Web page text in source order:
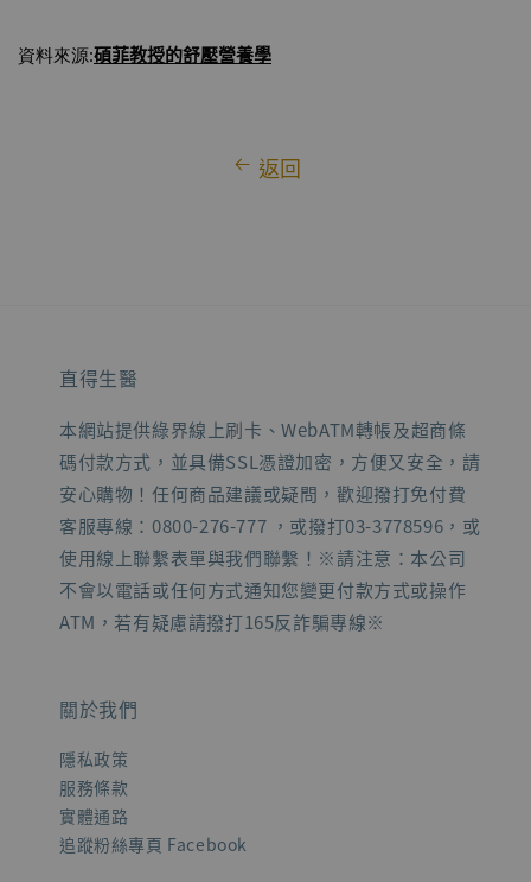
資料來源:碩菲教授的舒壓營養學
返回
直得生醫
本網站提供綠界線上刷卡、WebATM轉帳及超商條
碼付款方式，並具備SSL憑證加密，方便又安全，請
安心購物！任何商品建議或疑問，歡迎撥打免付費
客服專線：0800-276-777 ，或撥打03-3778596，或
使用線上聯繫表單與我們聯繫！※請注意：本公司
不會以電話或任何方式通知您變更付款方式或操作
ATM，若有疑慮請撥打165反詐騙專線※
關於我們
隱私政策
服務條款
實體通路
追蹤粉絲專頁 Facebook